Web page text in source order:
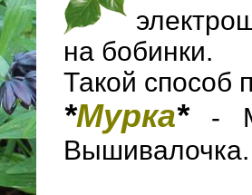
на бобинки.
Такой способ
*Мурка*-
Вышивалочка.